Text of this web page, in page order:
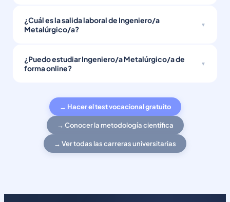
¿Cuál es la salida laboral de Ingeniero/a
Metalúrgico/a?
¿Puedo estudiar Ingeniero/a Metalúrgico/a de
forma online?
→ Hacer el test vocacional gratuito
→ Conocer la metodología científica
→ Ver todas las carreras universitarias